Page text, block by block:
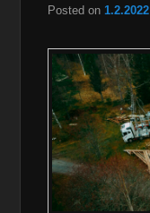
Posted on 1.2.2022